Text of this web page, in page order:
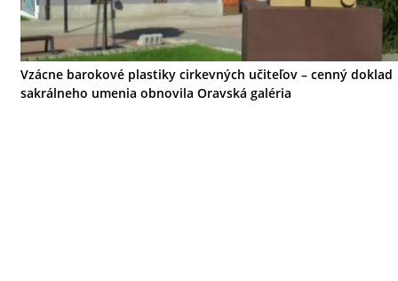
Vzácne barokové plastiky cirkevných učiteľov – cenný doklad
sakrálneho umenia obnovila Oravská galéria